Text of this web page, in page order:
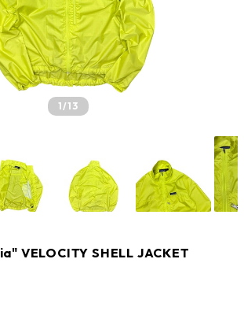
1/13
VELOCITY SHELL JACKET